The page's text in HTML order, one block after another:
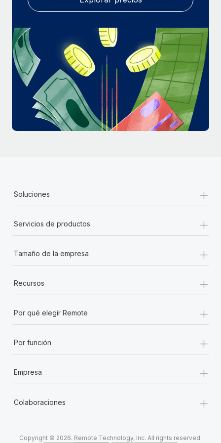
Soluciones +
Servicios de productos +
Tamaño de la empresa +
Recursos +
Por qué elegir Remote +
Por función +
Empresa +
Colaboraciones +
Copyright © 2026. Remote Technology, Inc. All rights reserved.